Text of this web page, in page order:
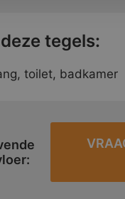
tegels:
toilet, badkamer